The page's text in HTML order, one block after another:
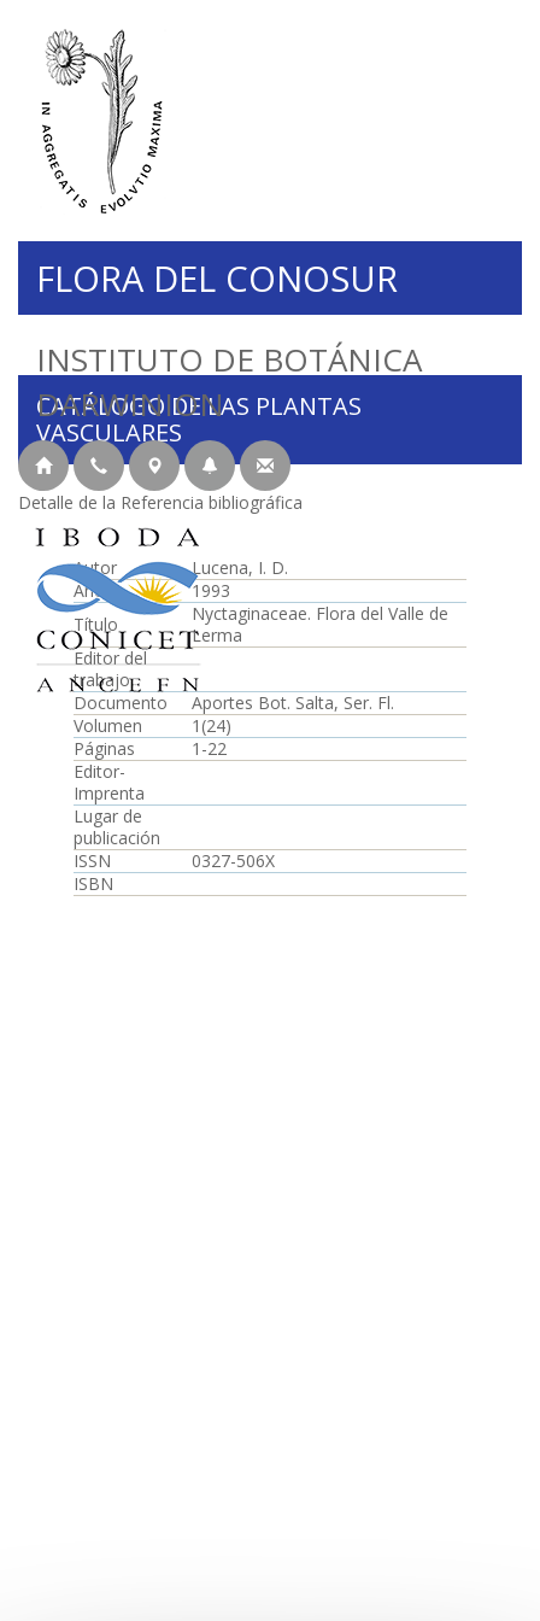
INSTITUTO DE BOTÁNICA
DARWINION
FLORA DEL CONOSUR
CATÁLOGO DE LAS PLANTAS
VASCULARES
Detalle de la Referencia bibliográfica
Autor
Lucena, I. D.
Año
1993
Título
Nyctaginaceae. Flora del Valle de
Lerma
Editor del
trabajo
Documento
Aportes Bot. Salta, Ser. Fl.
Volumen
1(24)
Páginas
1-22
Editor-
Imprenta
Lugar de
publicación
ISSN
0327-506X
ISBN